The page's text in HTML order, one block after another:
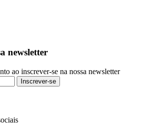
newsletter
ao inscrever-se na nossa newsletter
Inscrever-se